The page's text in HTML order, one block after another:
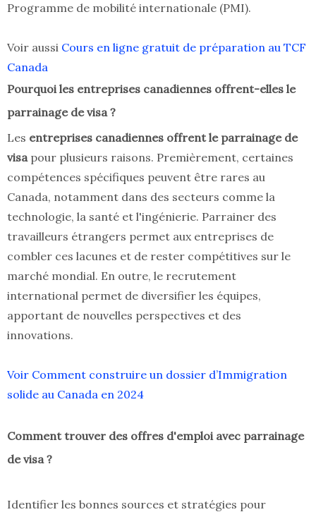
Programme de mobilité internationale (PMI).
Voir aussi Cours en ligne gratuit de préparation au TCF
Canada
Pourquoi les entreprises canadiennes offrent-elles le
parrainage de visa ?
Les entreprises canadiennes offrent le parrainage de
visapour plusieurs raisons. Premièrement, certaines
compétences spécifiques peuvent être rares au
Canada, notamment dans des secteurs comme la
technologie, la santé et l'ingénierie. Parrainer des
travailleurs étrangers permet aux entreprises de
combler ces lacunes et de rester compétitives sur le
marché mondial. En outre, le recrutement
international permet de diversifier les équipes,
apportant de nouvelles perspectives et des
innovations.
Voir Comment construire un dossier d’Immigration
solide au Canada en 2024
Comment trouver des offres d'emploi avec parrainage
de visa ?
Identifier les bonnes sources et stratégies pour